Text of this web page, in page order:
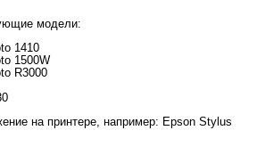
модели:
1410
1500W
R3000
на принтере, например: Epson Stylus